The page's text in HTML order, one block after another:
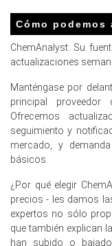
condiciones
El precio promedio
fue
Las
Alcohol
distribuidores
Los analistas
oferta.
Los gastos más
tendencia de
hacia arriba,
Cómo podemos
ChemAnalyst: Su
actualizaciones
Manténgase por
principal proveedor
Ofrecemos
seguimiento y
mercado, y
básicos.
¿Por qué elegir
precios - les damos
expertos no sólo
que también explican
han subido o